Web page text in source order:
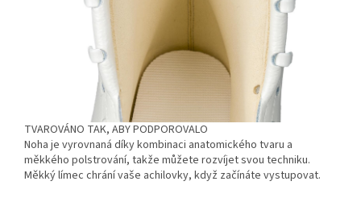
TVAROVÁNO TAK, ABY PODPOROVALO
Noha je vyrovnaná díky kombinaci anatomického tvaru a
měkkého polstrování, takže můžete rozvíjet svou techniku.
Měkký límec chrání vaše achilovky, když začínáte vystupovat.